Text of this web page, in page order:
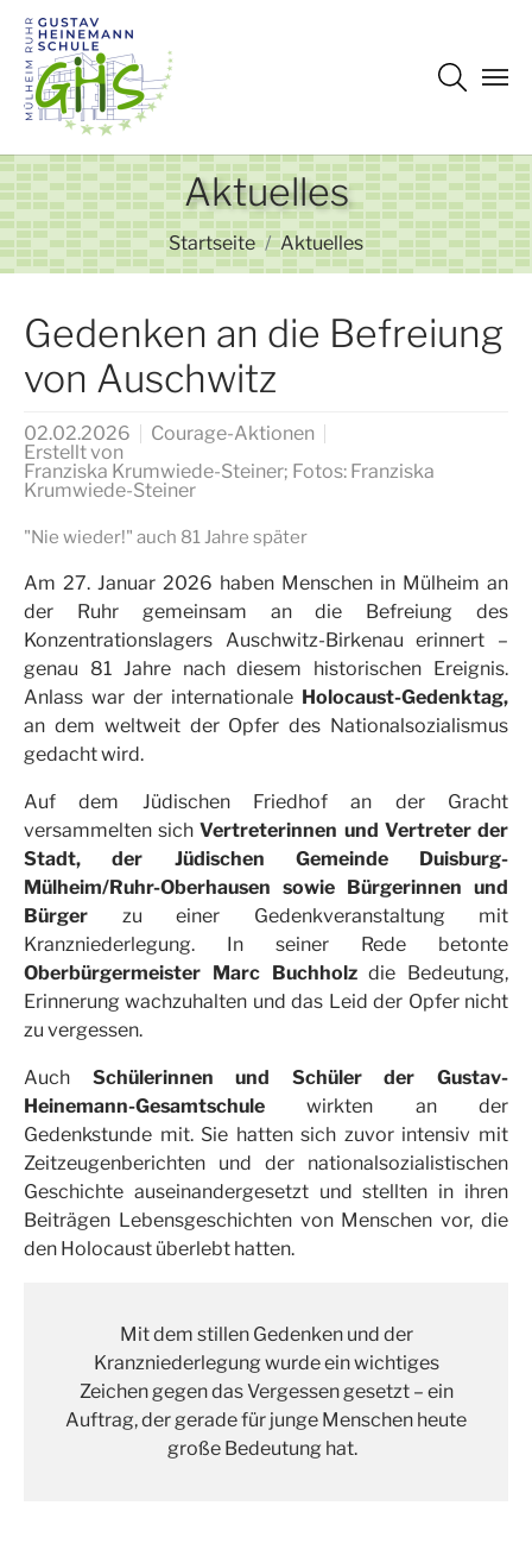
Zum Hauptinhalt springen
Aktuelles
Sie sind hier:
Startseite Aktuelles
Gedenken an die Befreiung
von Auschwitz
02.02.2026
Courage-Aktionen
Erstellt von
Franziska Krumwiede-Steiner; Fotos: Franziska
Krumwiede-Steiner
"Nie wieder!" auch 81 Jahre später
Am 27. Januar 2026 haben Menschen in Mülheim an
der Ruhr gemeinsam an die Befreiung des
Konzentrationslagers Auschwitz-Birkenau erinnert –
genau 81 Jahre nach diesem historischen Ereignis.
Anlass war der internationale Holocaust-Gedenktag,
an dem weltweit der Opfer des Nationalsozialismus
gedacht wird.
Auf dem Jüdischen Friedhof an der Gracht
versammelten sichVertreterinnen und Vertreter der
Stadt, der Jüdischen Gemeinde Duisburg-
Mülheim/Ruhr-Oberhausen sowie Bürgerinnen und
Bürger zu einer Gedenkveranstaltung mit
Kranzniederlegung. In seiner Rede betonte
Oberbürgermeister Marc Buchholzdie Bedeutung,
Erinnerung wachzuhalten und das Leid der Opfer nicht
zu vergessen.
Auch Schülerinnen und Schüler der Gustav-
Heinemann-Gesamtschule wirkten an der
Gedenkstunde mit. Sie hatten sich zuvor intensiv mit
Zeitzeugenberichten und der nationalsozialistischen
Geschichte auseinandergesetzt und stellten in ihren
Beiträgen Lebensgeschichten von Menschen vor, die
den Holocaust überlebt hatten.
Mit dem stillen Gedenken und der
Kranzniederlegung wurde ein wichtiges
Zeichen gegen das Vergessen gesetzt – ein
Auftrag, der gerade für junge Menschen heute
große Bedeutung hat.